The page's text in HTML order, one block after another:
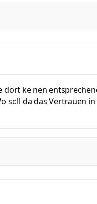
dort keinen
soll da das Vertrauen